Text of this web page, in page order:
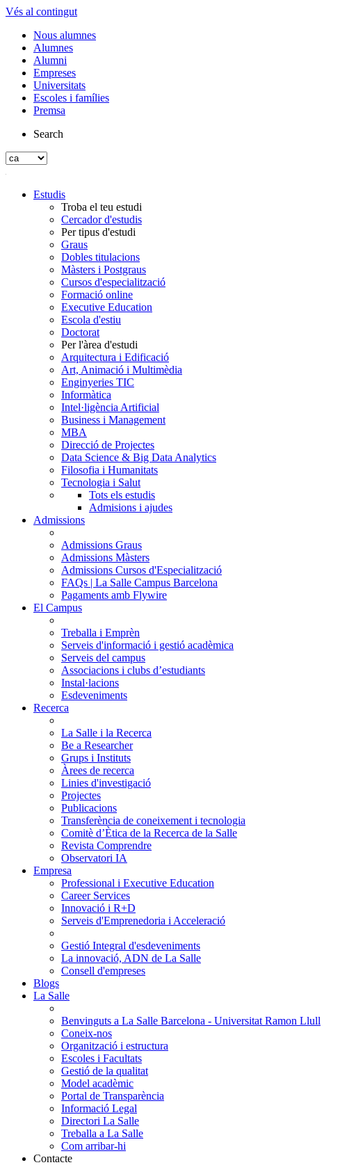
Vés al contingut
Nous alumnes
Alumnes
Alumni
Empreses
Universitats
Escoles i famílies
Premsa
Search
Estudis
Troba el teu estudi
Cercador d'estudis
Per tipus d'estudi
Graus
Dobles titulacions
Màsters i Postgraus
Cursos d'especialització
Formació online
Executive Education
Escola d'estiu
Doctorat
Per l'àrea d'estudi
Arquitectura i Edificació
Art, Animació i Multimèdia
Enginyeries TIC
Informàtica
Intel·ligència Artificial
Business i Management
MBA
Direcció de Projectes
Data Science & Big Data Analytics
Filosofia i Humanitats
Tecnologia i Salut
Tots els estudis
Admisions i ajudes
Admissions
Admissions Graus
Admissions Màsters
Admissions Cursos d'Especialització
FAQs | La Salle Campus Barcelona
Pagaments amb Flywire
El Campus
Treballa i Emprèn
Serveis d'informació i gestió acadèmica
Serveis del campus
Associacions i clubs d’estudiants
Instal·lacions
Esdeveniments
Recerca
La Salle i la Recerca
Be a Researcher
Grups i Instituts
Àrees de recerca
Linies d'investigació
Projectes
Publicacions
Transferència de coneixement i tecnologia
Comitè d’Ètica de la Recerca de la Salle
Revista Comprendre
Observatori IA
Empresa
Professional i Executive Education
Career Services
Innovació i R+D
Serveis d'Emprenedoria i Acceleració
Gestió Integral d'esdeveniments
La innovació, ADN de La Salle
Consell d'empreses
Blogs
La Salle
Benvinguts a La Salle Barcelona - Universitat Ramon Llull
Coneix-nos
Organització i estructura
Escoles i Facultats
Gestió de la qualitat
Model acadèmic
Portal de Transparència
Informació Legal
Directori La Salle
Treballa a La Salle
Com arribar-hi
Contacte